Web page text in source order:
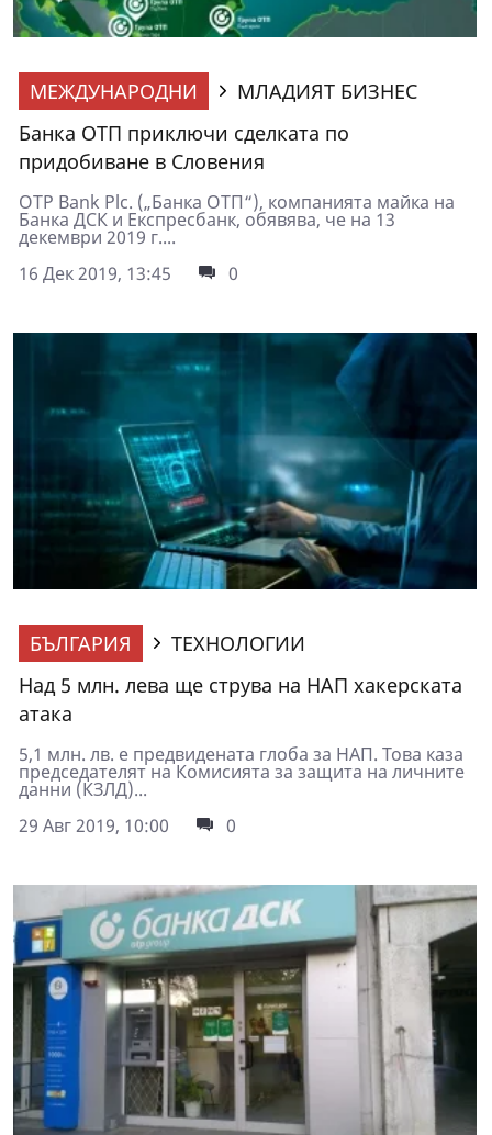
МЕЖДУНАРОДНИ
МЛАДИЯТ БИЗНЕС
Банка ОТП приключи сделката по
придобиване в Словения
OTP Bank Plc. („Банка ОТП“), компанията майка на
Банка ДСК и Експресбанк, обявява, че на 13
декември 2019 г....
16 Дек 2019, 13:45
0
БЪЛГАРИЯ
ТЕХНОЛОГИИ
Над 5 млн. лева ще струва на НАП хакерската
атака
5,1 млн. лв. е предвидената глоба за НАП. Това каза
председателят на Комисията за защита на личните
данни (КЗЛД)...
29 Авг 2019, 10:00
0